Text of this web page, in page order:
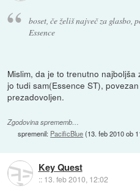
boset, če želiš največ za glasbo,
Essence
Mislim, da je to trenutno
jo tudi sam(Essence ST),
prezadovoljen.
Zgodovina sprememb…
spremenil: PacificBlue(13. feb 2010 ob
Key Quest
:: 13. feb 2010, 12:02